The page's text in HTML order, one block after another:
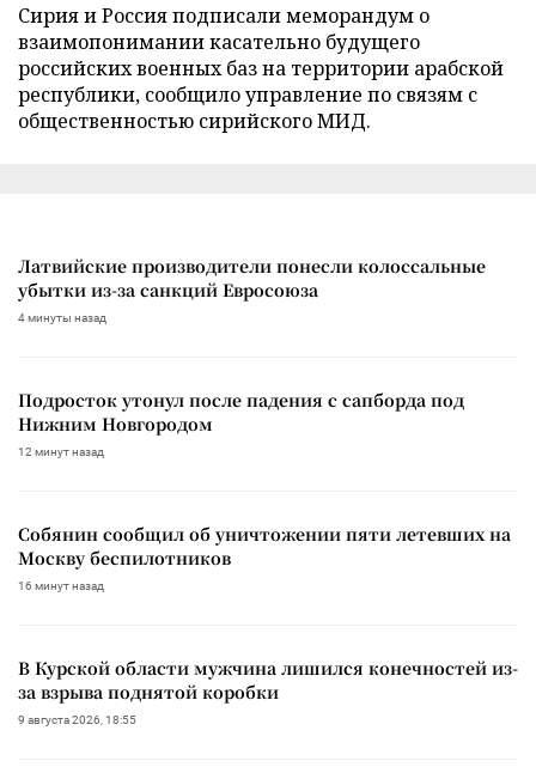
Сирия и Россия подписали меморандум о
взаимопонимании касательно будущего
российских военных баз на территории арабской
республики, сообщило управление по связям с
общественностью сирийского МИД.
Латвийские производители понесли колоссальные
убытки из-за санкций Евросоюза
4 минуты назад
Подросток утонул после падения с сапборда под
Нижним Новгородом
12 минут назад
Собянин сообщил об уничтожении пяти летевших на
Москву беспилотников
16 минут назад
В Курской области мужчина лишился конечностей из-
за взрыва поднятой коробки
9 августа 2026, 18:55